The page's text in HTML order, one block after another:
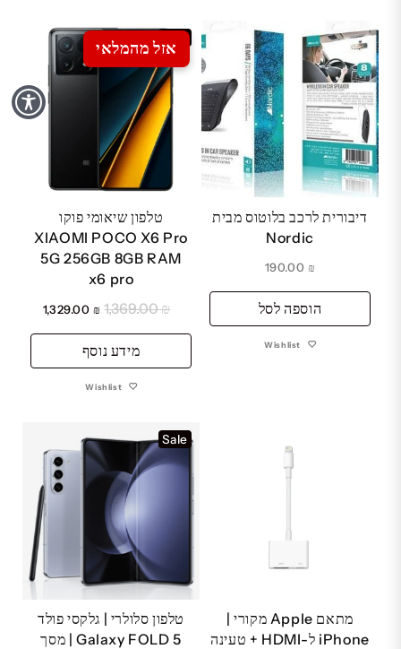
דיבורית לרכב בלוטוס מבית
Nordic
₪
הוספה לסל
Wishlist
אזל מהמלאי
Sale
טלפון שיאומי פוקו
XIAOMI POCO X6 Pro
5G 256GB 8GB RAM
x6 pro
₪
1,369.00
המחיר
היה:
₪ 1,369.00.
₪
1,329.00
המחיר
₪ 1,329.00.
מידע נוסף
Wishlist
מתאם Apple מקורי |
iPhone ל-HDMI + טעינה
Sale
טלפון סלולרי | גלקסי פולד
Galaxy FOLD 5 | מסך